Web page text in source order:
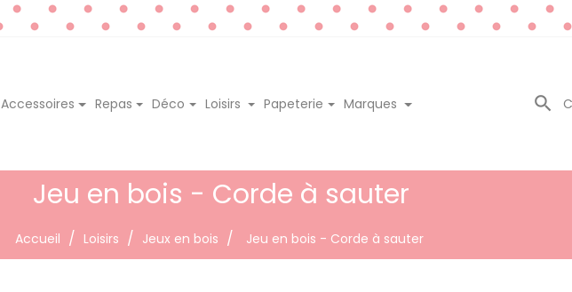
Accessoires Repas Déco Loisirs Papeterie Marques 
Jeu en bois - Corde à sauter
Accueil Loisirs Jeux en bois Jeu en bois - Corde à sauter